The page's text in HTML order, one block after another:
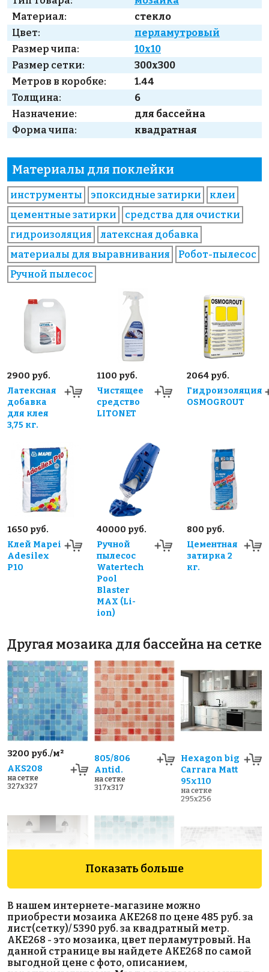
Материал:
стекло
Цвет:
перламутровый
Размер чипа:
10x10
Размер сетки:
300x300
Метров в коробке:
1.44
Толщина:
6
Назначение:
для бассейна
Форма чипа:
квадратная
Материалы для поклейки
инструменты эпоксидные затирки
клеи
цементные затирки
средства для очистки
гидроизоляция
латексная добавка
материалы для выравнивания
Робот-пылесос
Ручной пылесос
2900 руб.
Латексная
добавка
для клея
3,75 кг.
1100 руб.
Чистящее
средство
LITONET
2064 руб.
Гидроизоляция
OSMOGROUT
1650 руб.
Клей Mapei
Adesilex
P10
40000 руб.
Ручной
пылесос
Watertech
Pool
Blaster
MAX (Li-
ion)
800 руб.
Цементная
затирка 2
кг.
Другая мозаика для бассейна на сетке
3200 руб./м²
AKS208
на сетке
327x327
805/806
Antid.
на сетке
317x317
Hexagon big
Carrara Matt
95x110
на сетке
295x256
Fan Shape
White Glossy
на сетке
293x274
4800 руб./м²
AKE208
на сетке
340x340
515 Antid.
на сетке
317x317
Показать больше
В нашем интернете-магазине можно
приобрести мозаика AKE268 по цене 485 руб. за
лист(сетку)/ 5390 руб. за квадратный метр.
AKE268 - это мозаика, цвет перламутровый. На
данной странице вы найдете AKE268 по самой
выгодной цене с фото, описанием,